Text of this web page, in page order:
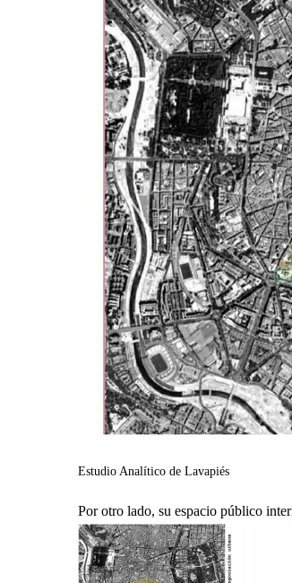
Estudio Analítico de Lavapiés
Por otro lado, su espacio público